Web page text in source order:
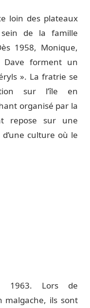
loin des plateaux
de la famille
1958, Monique,
Dave forment un
». La fratrie se
sur l’île en
organisé par la
repose sur une
culture où le
1963. Lors de
malgache, ils sont